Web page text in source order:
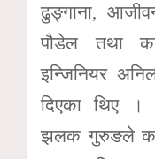
ढुङ्गाना,
पौडेल तथा
इन्जिनियर
दिएका थिए ।
झलक गुरुङले